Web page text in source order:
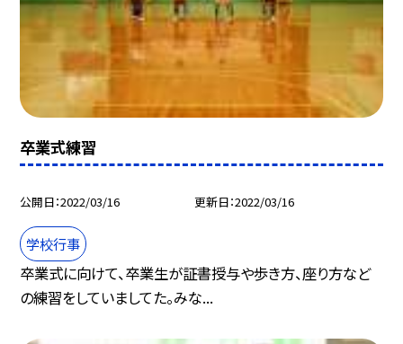
卒業式練習
公開日 2022/03/16 更新日 2022/03/16
学校行事
卒業式に向けて、卒業生が証書授与や歩き方、座り方など
の練習をしていましてた。みな...